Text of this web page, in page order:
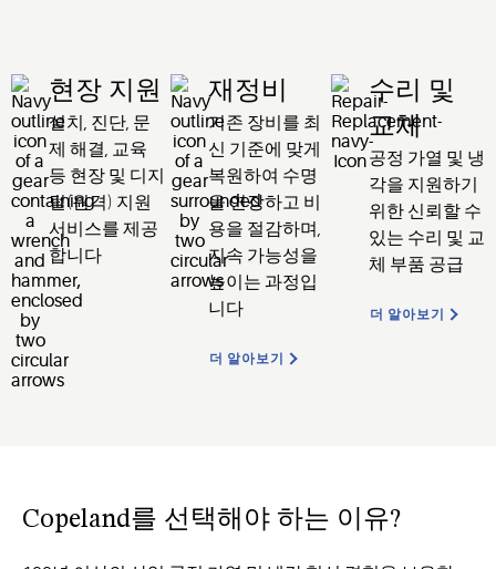
현장 지원
설치, 진단, 문
제 해결, 교육
등 현장 및 디지
털(원격) 지원
서비스를 제공
합니다
재정비
기존 장비를 최
신 기준에 맞게
복원하여 수명
을 연장하고 비
용을 절감하며,
지속 가능성을
높이는 과정입
니다
더 알아보기
수리 및
교체
공정 가열 및 냉
각을 지원하기
위한 신뢰할 수
있는 수리 및 교
체 부품 공급
더 알아보기
Copeland를 선택해야 하는 이유?